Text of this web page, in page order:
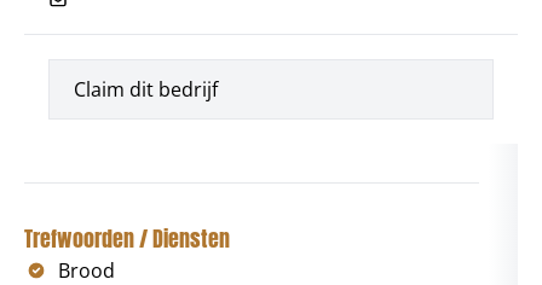
Trefwoorden / Diensten
Brood
Claim dit bedrijf